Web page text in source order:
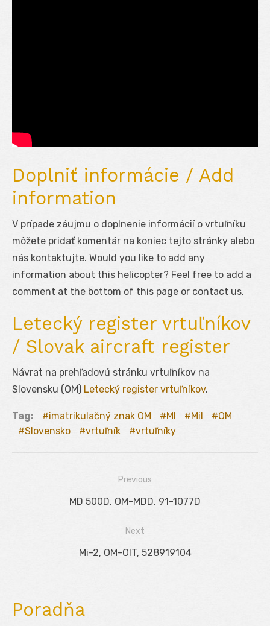
Doplniť informácie / Add
information
V prípade záujmu o doplnenie informácií o vrtuľníku
môžete pridať komentár na koniec tejto stránky alebo
nás kontaktujte. Would you like to add any
information about this helicopter? Feel free to add a
comment at the bottom of this page or contact us.
Letecký register vrtuľníkov
/ Slovak aircraft register
Návrat na prehľadovú stránku vrtuľníkov na
Slovensku (OM) Letecký register vrtuľníkov.
Tag: imatrikulačný znak OM MI Mil
OM
Slovensko
vrtuľník vrtuľníky
Navigácia
Previous
Previous
MD 500D, OM-MDD, 91-1077D
Next
Next
Mi-2, OM-OIT, 528919104
Poradňa